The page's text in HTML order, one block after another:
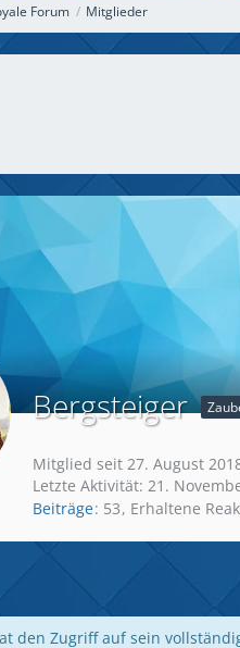
Forum Mitglieder
Bergsteiger
Mitglied seit 27. August
Letzte Aktivität: 21.
Beiträge 53 Erhaltene
den Zugriff auf sein